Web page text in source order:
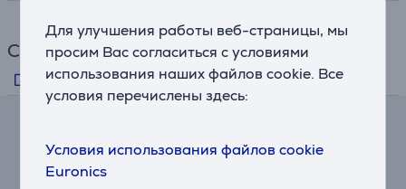
Для улучшения работы веб-страницы, мы
просим Вас согласиться с условиями
использования наших файлов cookie. Все
условия перечислены здесь:
Условия использования файлов cookie
Euronics
Ссылки
Информация производителя
Калькулятор
Примерный размер ежемесячного платежа